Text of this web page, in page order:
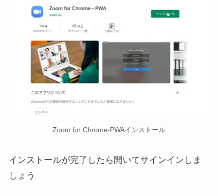
Zoom for Chrome-PWAインストール
インストールが完了したら開いてサインインしま
しょう